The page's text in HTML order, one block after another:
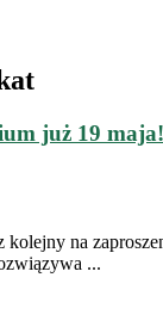
już 19 maja!
kolejny na
...